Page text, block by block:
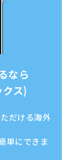
なら
ス)
だける海外
単にできま